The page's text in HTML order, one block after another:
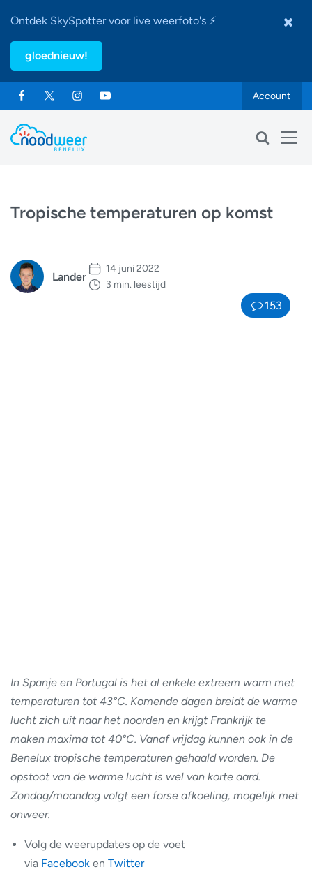
Ontdek SkySpotter voor live weerfoto's ⚡
gloednieuw!
Account
Tropische temperaturen op komst
Lander
14 juni 2022
3 min. leestijd
153
In Spanje en Portugal is het al enkele extreem warm met
temperaturen tot 43°C. Komende dagen breidt de warme
lucht zich uit naar het noorden en krijgt Frankrijk te
maken maxima tot 40°C. Vanaf vrijdag kunnen ook in de
Benelux tropische temperaturen gehaald worden. De
opstoot van de warme lucht is wel van korte aard.
Zondag/maandag volgt een forse afkoeling, mogelijk met
onweer.
Volg de weerupdates op de voet
via Facebook en Twitter